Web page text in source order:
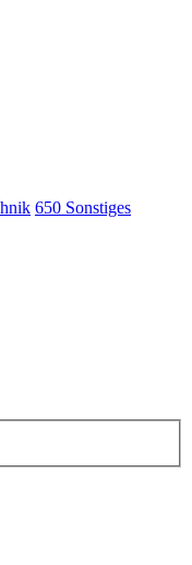
650 Sonstiges